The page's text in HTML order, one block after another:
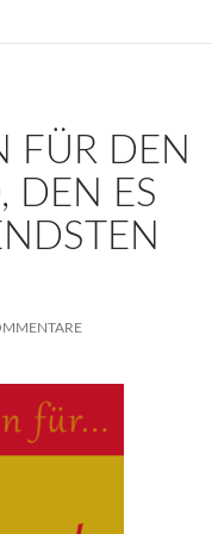
FÜR DEN
DEN ES